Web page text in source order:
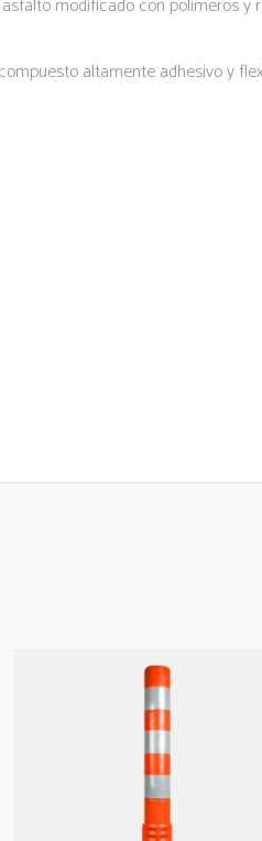
modificado con polímeros
altamente adhesivo y